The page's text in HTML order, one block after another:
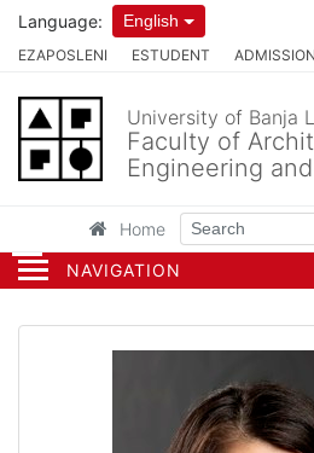
NAVIGATION
EZAPOSLENI ESTUDENT
Language: English
University of Banja
Faculty of
Engineering
Home